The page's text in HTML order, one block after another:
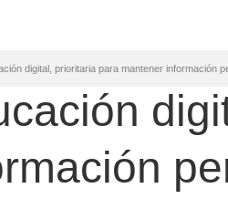
digital, prioritaria para mantener información